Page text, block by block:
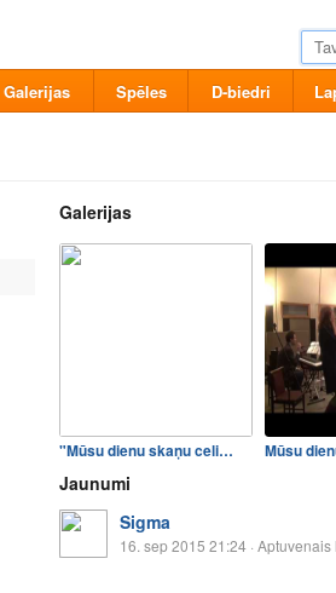
Galerijas Spēles D-biedri
Galerijas
"Mūsu dienu skaņu celi…
Jaunumi
Sigma
16. sep 2015 21:24 ·